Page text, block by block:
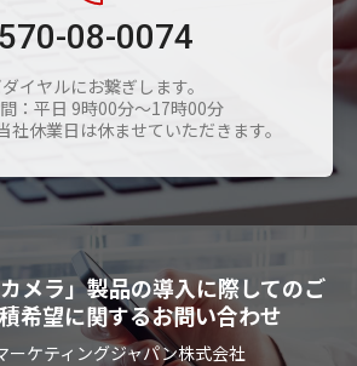
08-0074
イヤルにお繋ぎします。
：平日 9時00分〜17時00分
休業日は休ませていただきます。
メラ」製品の導入に際してのご
希望に関するお問い合わせ
ーケティングジャパン株式会社